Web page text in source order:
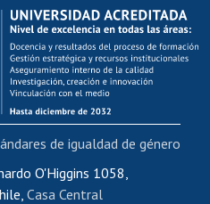
académica
al AUCAI
os
de capacitación
del personal
interna
de renta
renta honorarios
O'Higgins 1058,
Casa Central
de igualdad de género